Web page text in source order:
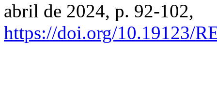
abril de 2024, p. 92-102,
https://doi.org/10.19123/